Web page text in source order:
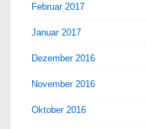
Februar 2017
Januar 2017
Dezember 2016
November 2016
Oktober 2016